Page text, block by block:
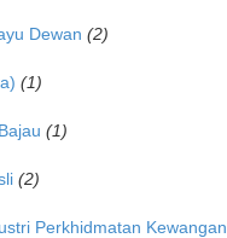
Dewan (2)
(1)
(1)
(2)
Perkhidmatan Kewangan